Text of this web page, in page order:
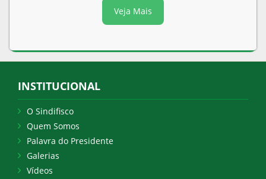
Veja Mais
INSTITUCIONAL
O Sindifisco
Quem Somos
Palavra do Presidente
Galerias
Vídeos